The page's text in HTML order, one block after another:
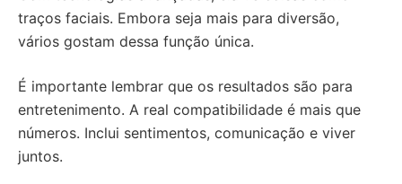
traços faciais. Embora seja mais para diversão,
vários gostam dessa função única.
É importante lembrar que os resultados são para
entretenimento. A real compatibilidade é mais que
números. Inclui sentimentos, comunicação e viver
juntos.